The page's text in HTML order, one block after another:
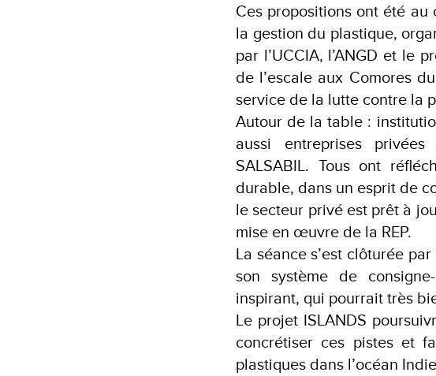
Ces propositions ont été
la gestion du plastique,
par l’UCCIA, l’ANGD et le
de l’escale aux Comores
service de la lutte contre la
Autour de la table :
aussi entreprises privées
SALSABIL. Tous ont
durable, dans un esprit de
le secteur privé est prêt à
mise en œuvre de la REP.
La séance s’est clôturée
son système de
inspirant, qui pourrait très
Le projet ISLANDS
concrétiser ces pistes et
plastiques dans l’océan